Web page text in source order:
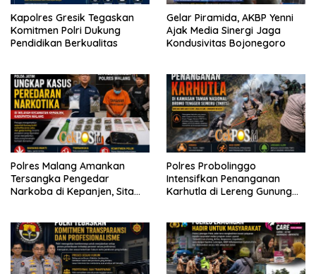
Kapolres Gresik Tegaskan
Komitmen Polri Dukung
Pendidikan Berkualitas
Gelar Piramida, AKBP Yenni
Ajak Media Sinergi Jaga
Kondusivitas Bojonegoro
Polres Malang Amankan
Tersangka Pengedar
Narkoba di Kepanjen, Sita
Polres Probolinggo
Intensifkan Penanganan
Karhutla di Lereng Gunung